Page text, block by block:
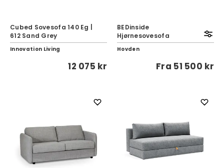
Cubed Sovesofa 140 Eg |
612 Sand Grey
Innovation Living
12 075 kr
BEDinside
Hjørnesovesofa
Hovden
Fra 51 500 kr